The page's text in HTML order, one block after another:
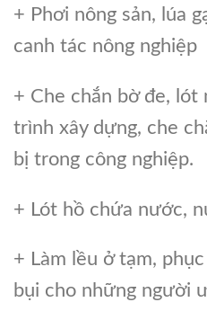
+ Phơi nông sản, lúa
canh tác nông nghiệp
+ Che chắn bờ đe, lót
trình xây dựng, che
bị trong công nghiệp.
+ Lót hồ chứa nước,
+ Làm lều ở tạm,
bụi cho những người